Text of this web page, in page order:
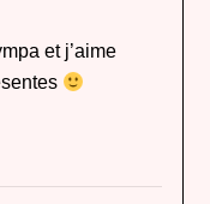
et j’aime